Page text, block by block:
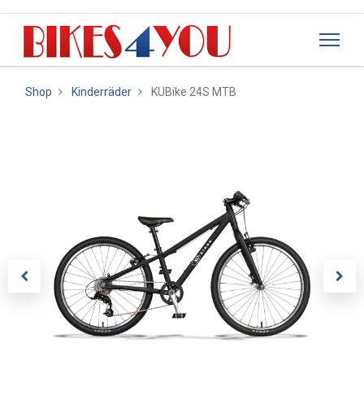
Shop Kinderräder KUBike 24S MTB